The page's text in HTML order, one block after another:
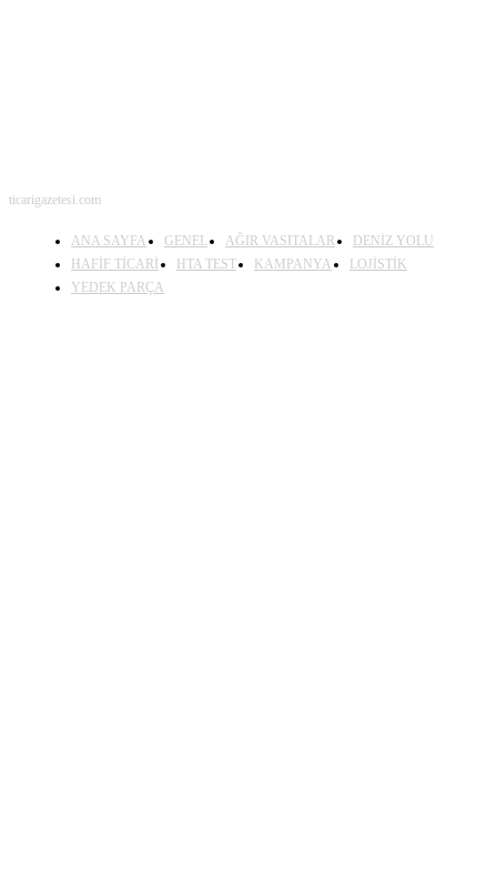
ticarigazetesi.com
ANA SAYFA GENEL AĞIR VASITALAR
DENİZ YOLU
HAFİF TİCARİ
HTA TEST KAMPANYA
LOJİSTİK
YEDEK PARÇA